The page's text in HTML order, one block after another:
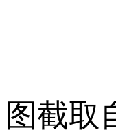
图截取